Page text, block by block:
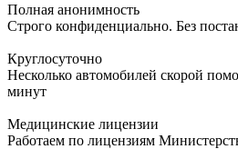
Полная анонимность
Строго конфиденциально. Без
Круглосуточно
Несколько автомобилей скорой
минут
Медицинские лицензии
Работаем по лицензиям